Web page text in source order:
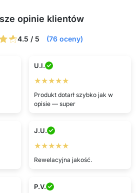
opinie klientów
4.5 / 5 (76 oceny)
U.I.
★★★★★
Produkt dotarł szybko jak w
opisie — super
J.U.
★★★★★
Rewelacyjna jakość.
P.V.